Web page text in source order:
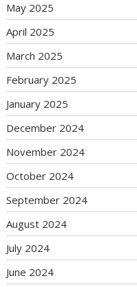
May 2025
April 2025
March 2025
February 2025
January 2025
December 2024
November 2024
October 2024
September 2024
August 2024
July 2024
June 2024